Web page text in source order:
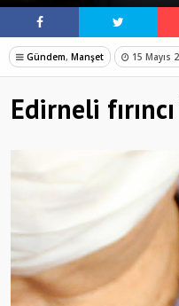
Gündem, Manşet 15 Mayıs
Edirneli